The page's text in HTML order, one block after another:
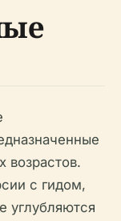
возрастов.
с гидом,
углубляются